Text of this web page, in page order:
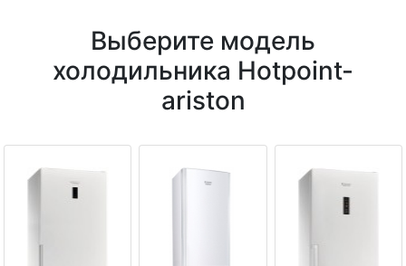
Выберите модель
холодильника Hotpoint-
ariston